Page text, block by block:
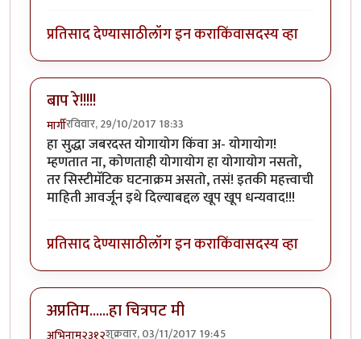
प्रतिसाद देण्यासाठीलॉग इन कराकिंवासदस्य व्हा
बाप रे!!!!!
मार्गीरविवार, 29/10/2017 18:33
हा सुद्धा जबरदस्त योगायोग किंवा अ- योगायोग!
म्हणतात ना, कोणताही योगायोग हा योगायोग नसतो,
तर सिस्टीमॅटिक घटनाक्रम असतो, तसं! इतकी महत्त्वाची
माहिती आवर्जून इथे दिल्याबद्दल खूप खूप धन्यवाद!!!
प्रतिसाद देण्यासाठीलॉग इन कराकिंवासदस्य व्हा
अप्रतिम......हा चित्रपट मी
अभिनाम२३१२शुक्रवार, 03/11/2017 19:45